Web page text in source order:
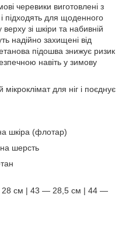
черевики виготовлені з
підходять для щоденного
зі шкіри та набивній
надійно захищені від
підошва знижує ризик
навіть у зимову
для ніг і поєднує
шкіра (флотар)
шерсть
см | 43 — 28,5 см | 44 —